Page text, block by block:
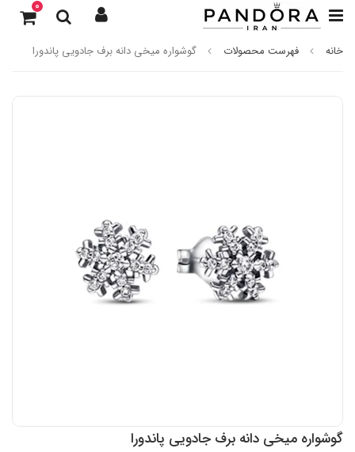
0
خانه فهرست محصولات گوشواره میخی دانه برف جادویی پاندورا
گوشواره میخی دانه برف جادویی پاندورا